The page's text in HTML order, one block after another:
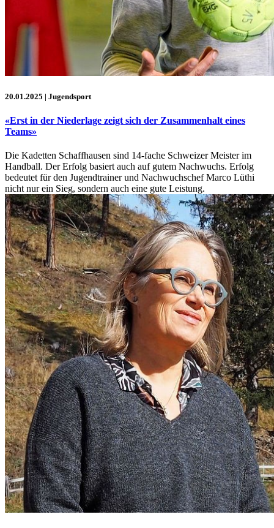
20.01.2025 | Jugendsport
«Erst in der Niederlage zeigt sich der Zusammenhalt eines
Teams»
Die Kadetten Schaffhausen sind 14-fache Schweizer Meister im
Handball. Der Erfolg basiert auch auf gutem Nachwuchs. Erfolg
bedeutet für den Jugendtrainer und Nachwuchschef Marco Lüthi
nicht nur ein Sieg, sondern auch eine gute Leistung.